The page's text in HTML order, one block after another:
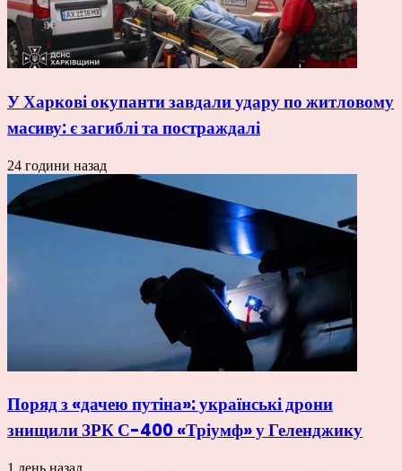
У Харкові окупанти завдали удару по житловому
масиву: є загиблі та постраждалі
24 години назад
Поряд з «дачею путіна»: українські дрони
знищили ЗРК С-400 «Тріумф» у Геленджику
1 день назад